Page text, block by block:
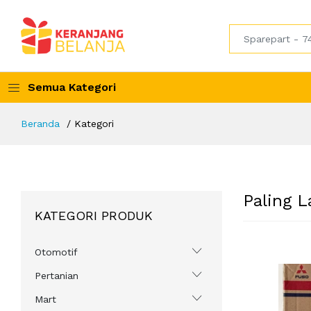
Semua Kategori
Beranda Kategori
KATEGORI PRODUK
Otomotif
Pertanian
Mart
Paling